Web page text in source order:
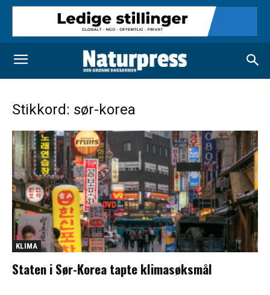
Stikkord: sør-korea
KLIMA
Staten i Sør-Korea tapte klimasøksmål